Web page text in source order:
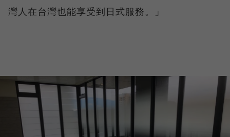
灣人在台灣也能享受到日式服務。」